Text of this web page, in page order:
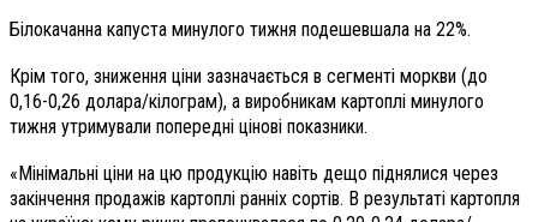
Білокачанна капуста минулого тижня подешевшала на 22%.
Крім того, зниження ціни зазначається в сегменті моркви (до
0,16-0,26 долара/кілограм), а виробникам картоплі минулого
тижня утримували попередні цінові показники.
«Мінімальні ціни на цю продукцію навіть дещо піднялися через
закінчення продажів картоплі ранніх сортів. В результаті картопля